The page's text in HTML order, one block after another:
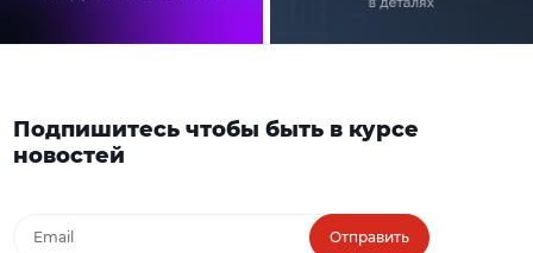
Подпишитесь чтобы быть в курсе
новостей
Отправить